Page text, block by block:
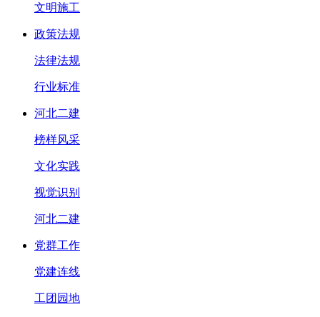
文明施工
政策法规
法律法规
行业标准
河北二建
榜样风采
文化实践
视觉识别
河北二建
党群工作
党建连线
工团园地